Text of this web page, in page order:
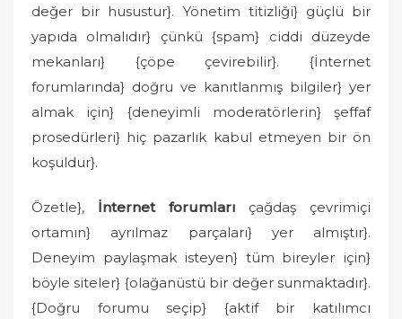
değer bir husustur}. Yönetim titizliği} güçlü bir
yapıda olmalıdır} çünkü {spam} ciddi düzeyde
mekanları} {çöpe çevirebilir}. {İnternet
forumlarında} doğru ve kanıtlanmış bilgiler} yer
almak için} {deneyimli moderatörlerin} şeffaf
prosedürleri} hiç pazarlık kabul etmeyen bir ön
koşuldur}.
Özetle}, İnternet forumları çağdaş çevrimiçi
ortamın} ayrılmaz parçaları} yer almıştır}.
Deneyim paylaşmak isteyen} tüm bireyler için}
böyle siteler} {olağanüstü bir değer sunmaktadır}.
{Doğru forumu seçip} {aktif bir katılımcı